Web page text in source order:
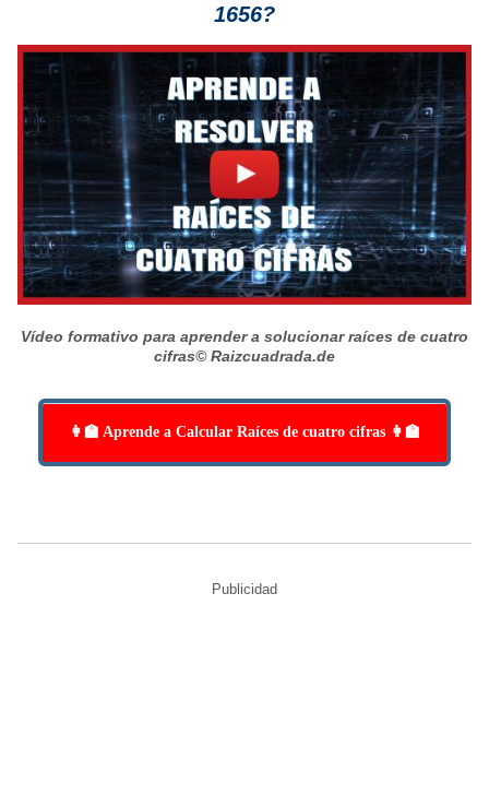
1656?
Vídeo formativo para aprender a solucionar raíces de cuatro
cifras© Raizcuadrada.de
👩‍🏫 Aprende a Calcular Raíces de cuatro cifras 👩‍🏫
Publicidad